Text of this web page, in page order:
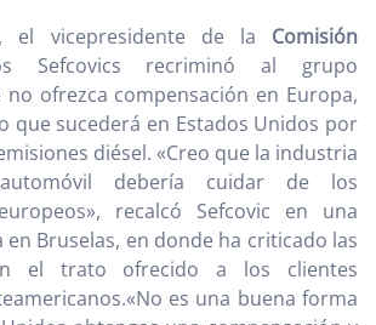
el vicepresidente de la Comisión
Sefcovics recriminó al grupo
no ofrezca compensación en Europa,
que sucederá en Estados Unidos por
diésel. «Creo que la industria
debería cuidar de los
recalcó Sefcovic en una
Bruselas, en donde ha criticado las
el trato ofrecido a los clientes
es una buena forma